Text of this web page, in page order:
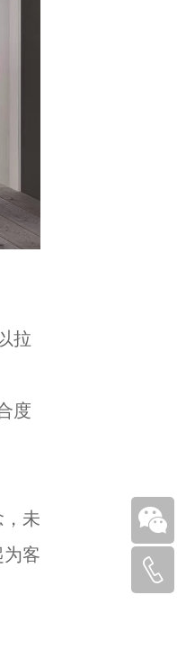
拉
度
未
客